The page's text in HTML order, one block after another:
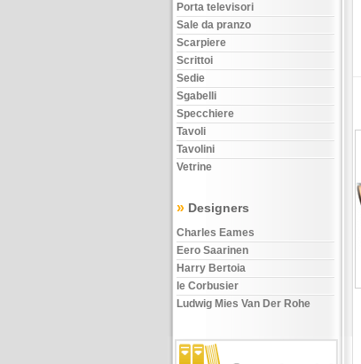
Porta televisori
Sale da pranzo
Scarpiere
Scrittoi
Sedie
Sgabelli
Specchiere
Tavoli
Tavolini
Vetrine
» Designers
Charles Eames
Eero Saarinen
Harry Bertoia
le Corbusier
Ludwig Mies Van Der Rohe